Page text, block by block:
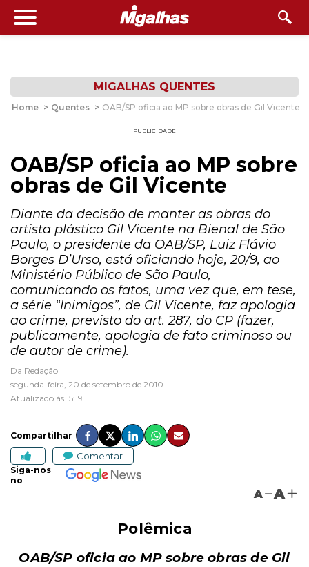
MIGALHAS QUENTES
Home > Quentes > OAB/SP oficia ao MP sobre obras de Gil Vicente
PUBLICIDADE
OAB/SP oficia ao MP sobre
obras de Gil Vicente
Diante da decisão de manter as obras do
artista plástico Gil Vicente na Bienal de São
Paulo, o presidente da OAB/SP, Luiz Flávio
Borges D’Urso, está oficiando hoje, 20/9, ao
Ministério Público de São Paulo,
comunicando os fatos, uma vez que, em tese,
a série “Inimigos”, de Gil Vicente, faz apologia
ao crime, previsto do art. 287, do CP (fazer,
publicamente, apologia de fato criminoso ou
de autor de crime).
Da Redação
segunda-feira, 20 de setembro de 2010
Atualizado às 15:19
Compartilhar
Comentar
Siga-nos
no
A A
Polêmica
OAB/SP oficia ao MP sobre obras de Gil